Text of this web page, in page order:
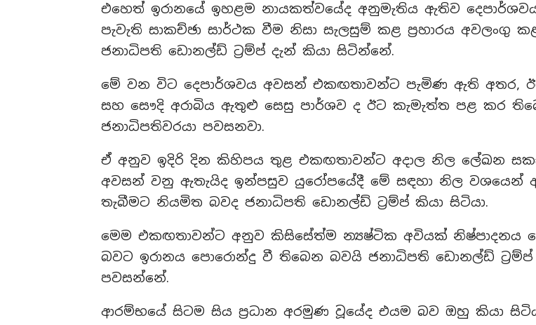
එහෙත් ​ඉරානයේ ඉහළම නායකත්වයේද අනුමැතිය ඇතිව
පැවැති සාකච්ඡා සාර්ථක වීම නිසා සැලසුම් කළ ප්‍රහාරය අවලංගු
ජනාධිපති ඩොනල්ඩ් ට්‍රම්ප් දැන් කියා සිටින්නේ.
මේ වන විට දෙපාර්ශවය අවසන් එකඟතාවන්ට පැමිණ ඇති අතර,
සහ සෞදි අරාබිය ඇතුළු සෙසු පාර්ශව ද ඊට කැමැත්ත පළ කර
ජනාධිපතිවරයා පවසනවා.
ඒ අනුව ඉදිරි දින කිහිපය තුළ එකඟතාවන්ට අදාල නිල ලේඛන
අවසන් වනු ඇතැයිද ඉන්පසුව යුරෝපයේදී මේ සඳහා නිල වශයෙන්
තැබීමට නියමිත බවද ජනාධිපති ඩොනල්ඩ් ට්‍රම්ප් කියා සිටියා.
​මෙම එකඟතාවන්ට අනුව කිසිසේත්ම න්‍යෂ්ටික අවියක් නිෂ්පාදනය
බවට ඉරානය පොරොන්දු වී තිබෙන බවයි ජනාධිපති ඩොනල්ඩ් ට්‍රම්ප්
පවසන්නේ.
ආරම්භයේ සිටම සිය ප්‍රධාන අරමුණ වූයේද එයම බව ඔහු කියා